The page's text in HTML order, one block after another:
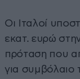
Οι Ιταλοί
εκατ. ευρώ
πρόταση που
για συμβόλαιο